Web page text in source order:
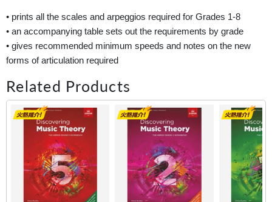
• prints all the scales and arpeggios required for Grades 1-8
• an accompanying table sets out the requirements by grade
• gives recommended minimum speeds and notes on the new
forms of articulation required
Related Products